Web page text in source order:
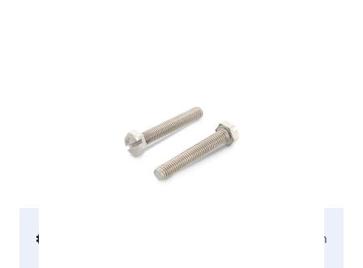
€ 125,44 2-5 werkdagen